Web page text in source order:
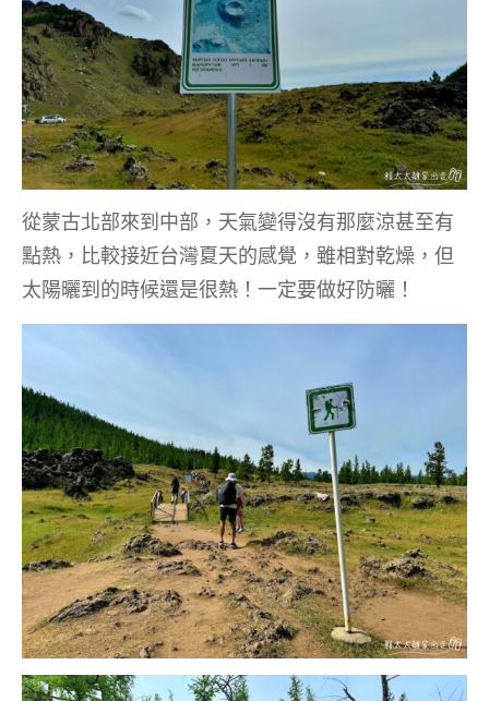
從蒙古北部來到中部，天氣變得沒有那麼涼甚至有
點熱，比較接近台灣夏天的感覺，雖相對乾燥，但
太陽曬到的時候還是很熱！一定要做好防曬！